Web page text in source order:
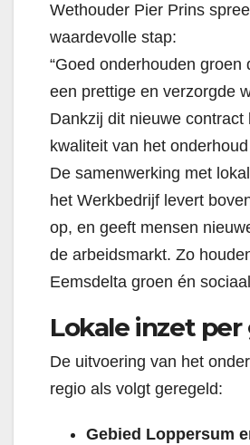
Wethouder Pier Prins
waardevolle stap:
“Goed onderhouden groen
een prettige en verzorgde
Dankzij dit nieuwe contract
kwaliteit van het
De samenwerking met
het Werkbedrijf levert
op, en geeft mensen
de arbeidsmarkt. Zo
Eemsdelta groen én
Lokale inzet
De uitvoering van het
regio als volgt geregeld:
Gebied Loppersum